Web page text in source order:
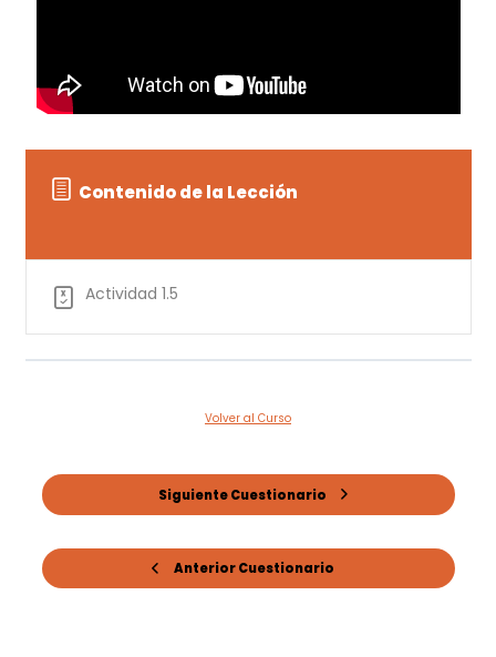
Contenido de la Lección
Actividad 1.5
Anterior Cuestionario
Volver al Curso
Siguiente Cuestionario